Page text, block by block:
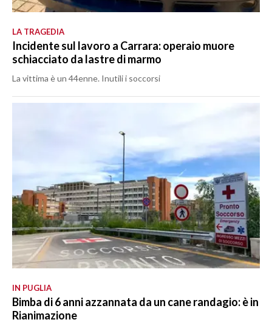
LA TRAGEDIA
Incidente sul lavoro a Carrara: operaio muore
schiacciato da lastre di marmo
La vittima è un 44enne. Inutili i soccorsi
IN PUGLIA
Bimba di 6 anni azzannata da un cane randagio: è in
Rianimazione